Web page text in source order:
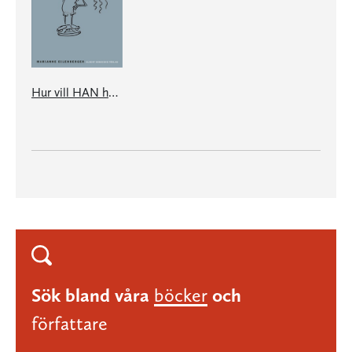
Hur vill HAN ha dig? Vett och etikett för kvinnor och män.
Sök bland våra böcker och
författare